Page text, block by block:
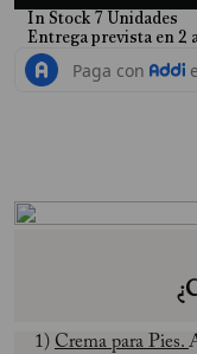
In Stock 7 Unidades
1) Crema para Pies.